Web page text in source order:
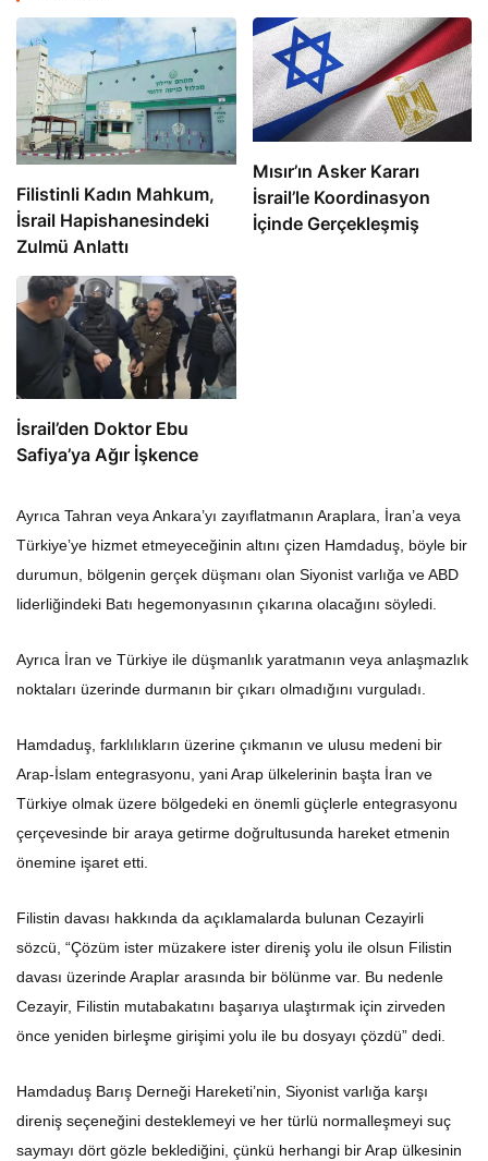
Filistinli Kadın Mahkum,
İsrail Hapishanesindeki
Zulmü Anlattı
Mısır’ın Asker Kararı
İsrail’le Koordinasyon
İçinde Gerçekleşmiş
İsrail’den Doktor Ebu
Safiya’ya Ağır İşkence
Ayrıca Tahran veya Ankara’yı zayıflatmanın Araplara, İran’a veya
Türkiye’ye hizmet etmeyeceğinin altını çizen Hamdaduş, böyle bir
durumun, bölgenin gerçek düşmanı olan Siyonist varlığa ve ABD
liderliğindeki Batı hegemonyasının çıkarına olacağını söyledi.
Ayrıca İran ve Türkiye ile düşmanlık yaratmanın veya anlaşmazlık
noktaları üzerinde durmanın bir çıkarı olmadığını vurguladı.
Hamdaduş, farklılıkların üzerine çıkmanın ve ulusu medeni bir
Arap-İslam entegrasyonu, yani Arap ülkelerinin başta İran ve
Türkiye olmak üzere bölgedeki en önemli güçlerle entegrasyonu
çerçevesinde bir araya getirme doğrultusunda hareket etmenin
önemine işaret etti.
Filistin davası hakkında da açıklamalarda bulunan Cezayirli
sözcü, “Çözüm ister müzakere ister direniş yolu ile olsun Filistin
davası üzerinde Araplar arasında bir bölünme var. Bu nedenle
Cezayir, Filistin mutabakatını başarıya ulaştırmak için zirveden
önce yeniden birleşme girişimi yolu ile bu dosyayı çözdü” dedi.
Hamdaduş Barış Derneği Hareketi’nin, Siyonist varlığa karşı
direniş seçeneğini desteklemeyi ve her türlü normalleşmeyi suç
saymayı dört gözle beklediğini, çünkü herhangi bir Arap ülkesinin